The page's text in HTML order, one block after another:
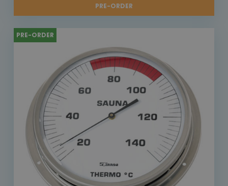
PRE-ORDER
PRE-ORDER